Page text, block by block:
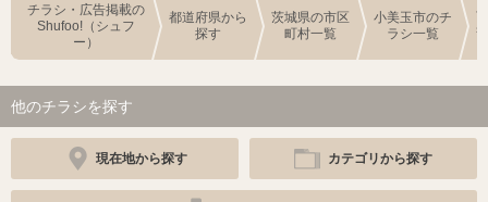
チラシ・広告掲載の
Shufoo!（シュフ
ー）
都道府県から
探す
茨城県の市区
町村一覧
小美玉市のチ
ラシ一覧
他のチラシを探す
現在地から探す カテゴリから探す